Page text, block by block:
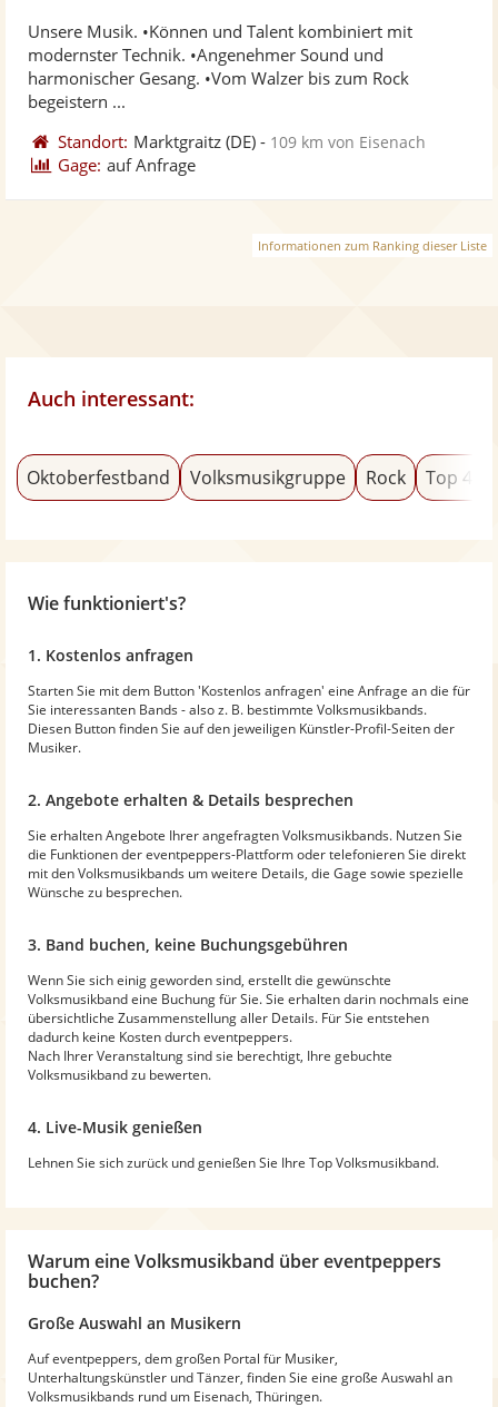
Unsere Musik. •Können und Talent kombiniert mit
modernster Technik. •Angenehmer Sound und
harmonischer Gesang. •Vom Walzer bis zum Rock
begeistern ...
Standort: Marktgraitz (DE) - 109 km von Eisenach
Gage: auf Anfrage
Informationen zum Ranking dieser Liste
Auch interessant:
Oktoberfestband Volksmusikgruppe Rock Top 40
Wie funktioniert's?
1. Kostenlos anfragen
Starten Sie mit dem Button 'Kostenlos anfragen' eine Anfrage an die für
Sie interessanten Bands - also z. B. bestimmte Volksmusikbands.
Diesen Button finden Sie auf den jeweiligen Künstler-Profil-Seiten der
Musiker.
2. Angebote erhalten & Details besprechen
Sie erhalten Angebote Ihrer angefragten Volksmusikbands. Nutzen Sie
die Funktionen der eventpeppers-Plattform oder telefonieren Sie direkt
mit den Volksmusikbands um weitere Details, die Gage sowie spezielle
Wünsche zu besprechen.
3. Band buchen, keine Buchungsgebühren
Wenn Sie sich einig geworden sind, erstellt die gewünschte
Volksmusikband eine Buchung für Sie. Sie erhalten darin nochmals eine
übersichtliche Zusammenstellung aller Details. Für Sie entstehen
dadurch keine Kosten durch eventpeppers.
Nach Ihrer Veranstaltung sind sie berechtigt, Ihre gebuchte
Volksmusikband zu bewerten.
4. Live-Musik genießen
Lehnen Sie sich zurück und genießen Sie Ihre Top Volksmusikband.
Warum eine Volksmusikband über eventpeppers
buchen?
Große Auswahl an Musikern
Auf eventpeppers, dem großen Portal für Musiker,
Unterhaltungskünstler und Tänzer, finden Sie eine große Auswahl an
Volksmusikbands rund um Eisenach, Thüringen.